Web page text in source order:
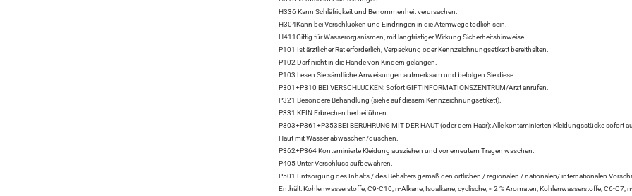
H336 Kann Schläfrigkeit und Benommenheit verursachen.
H304Kann bei Verschlucken und Eindringen in die Atemwege tödlich sein.
H411Giftig für Wasserorganismen, mit langfristiger Wirkung Sicherheitshinweise
P101 Ist ärztlicher Rat erforderlich, Verpackung oder Kennzeichnungsetikett bereithalten.
P102 Darf nicht in die Hände von Kindern gelangen.
P103 Lesen Sie sämtliche Anweisungen aufmerksam und befolgen Sie diese
P301+P310 BEI VERSCHLUCKEN: Sofort GIFTINFORMATIONSZENTRUM/Arzt anrufen.
P321 Besondere Behandlung (siehe auf diesem Kennzeichnungsetikett).
P331 KEIN Erbrechen herbeiführen.
P303+P361+P353BEI BERÜHRUNG MIT DER HAUT (oder dem Haar): Alle kontaminierten Kleidungsstücke sofort
Haut mit Wasser abwaschen/duschen.
P362+P364 Kontaminierte Kleidung ausziehen und vor erneutem Tragen waschen.
P405 Unter Verschluss aufbewahren.
P501 Entsorgung des Inhalts / des Behälters gemäß den örtlichen / regionalen / nationalen/ internationalen
Enthält: Kohlenwasserstoffe, C9-C10, n-Alkane, Isoalkane, cyclische, < 2 % Aromaten, Kohlenwasserstoffe, C6-C7,